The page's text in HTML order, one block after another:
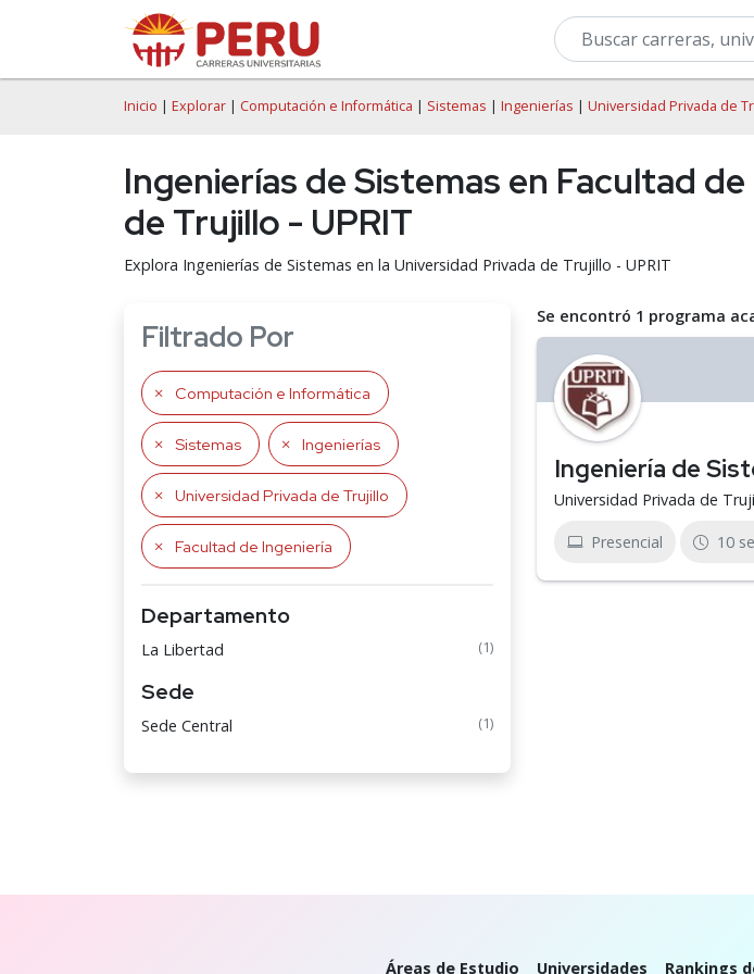
Inicio | Explorar | Computación e Informática | Sistemas | Ingenierías | Universidad Privada de
Ingenierías de Sistemas en Facultad
de Trujillo - UPRIT
Explora Ingenierías de Sistemas en la Universidad Privada de Trujillo - UPRIT
Filtrado Por
Computación e Informática
Sistemas Ingenierías
Universidad Privada de Trujillo
Facultad de Ingeniería
Departamento
La Libertad (1)
Sede
Sede Central (1)
Se encontró 1 programa
Ingeniería de
Universidad Privada de
Presencial 10
Áreas de Estudio Universidades Rankings